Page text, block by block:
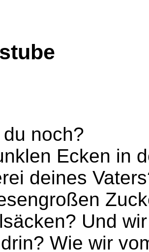
noch?
Ecken in
deines
Und
Wie wir